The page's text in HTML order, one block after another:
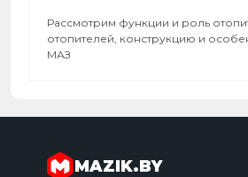
Рассмотрим функции и роль
отопителей, конструкцию и
МАЗ
MAZIK.BY